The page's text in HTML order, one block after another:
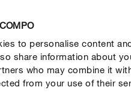
to personalise content
share information about
who may combine it
from your use of their
Ratgeber